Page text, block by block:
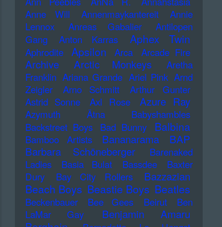
Anne Will
Annenmaykantereit
Annie
Lennox
Anreas Gabalier
Antilopen
Gang
Anton Karras Aphex Twin
Aphrodite Apsilon Arca Arcade Fire
Archive Arctic Monkeys
Aretha
Franklin Ariana Grande Ariel Pink Arnd
Zeigler
Arno Schmitt
Arthur Gunter
Astrid Sonne
Axl Rose Azure Ray
Azymuth Ätna
Babyshambles
Backstreet Boys
Bad Bunny Balbina
Bamboo Artists Bananarama
BAP
Barbara Schöneberger
Barenaked
Ladies
Basia Bulat Bassdee
Baxter
Dury
Bay City Rollers Bazzazian
Beach Boys Beastie Boys Beatles
Beckenbauer Bee Gees Beirut
Ben
LaMar Gay
Benjamin Amaru